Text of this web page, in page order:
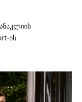
ის